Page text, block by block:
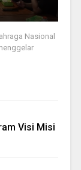
Nasional
Visi Misi